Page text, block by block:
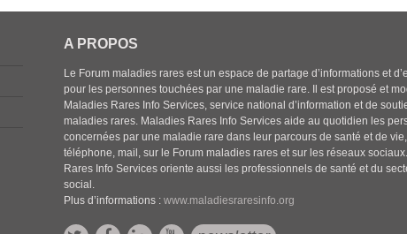
A PROPOS
Le Forum maladies rares est un espace de partage d’informations et
pour les personnes touchées par une maladie rare. Il est proposé et
Maladies Rares Info Services, service national d’information et de
maladies rares. Maladies Rares Info Services aide au quotidien les
concernées par une maladie rare dans leur parcours de santé et de
téléphone, mail, sur le Forum maladies rares et sur les réseaux
Rares Info Services oriente aussi les professionnels de santé et du
social.
Plus d’informations :www.maladiesraresinfo.org